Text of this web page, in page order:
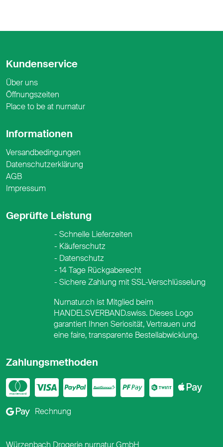
Kundenservice
Über uns
Öffnungszeiten
Place to be at nurnatur
Informationen
Versandbedingungen
Datenschutzerklärung
AGB
Impressum
Geprüfte Leistung
Schnelle Lieferzeiten
Käuferschutz
Datenschutz
14 Tage Rückgaberecht
Sichere Zahlung mit SSL-Verschlüsselung
Zahlungsmethoden
Mastercard
VisaPayPal
PostFinance
Twint
Google Pay
Rechnung
Nurnatur.ch ist Mitglied beim
HANDELSVERBAND.swiss. Dieses Logo
garantiert Ihnen Seriosität, Vertrauen und
eine faire, transparente Bestellabwicklung.
Würzenbach Drogerie nurnatur GmbH